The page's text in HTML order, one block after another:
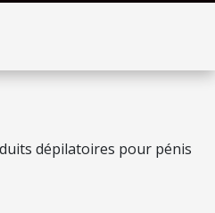
dépilatoires pour pénis